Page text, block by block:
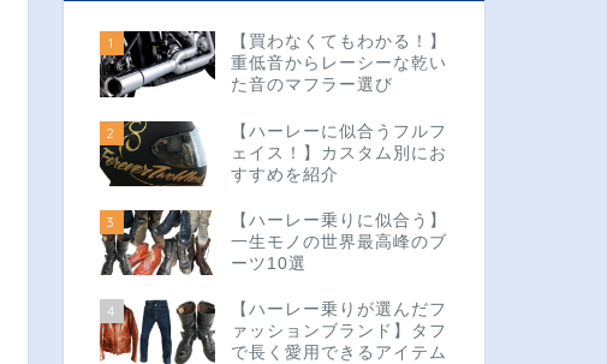
1
【買わなくてもわかる！】
重低音からレーシーな乾い
た音のマフラー選び
2
【ハーレーに似合うフルフ
ェイス！】カスタム別にお
すすめを紹介
3
【ハーレー乗りに似合う】
一生モノの世界最高峰のブ
ーツ10選
4
【ハーレー乗りが選んだフ
ァッションブランド】タフ
で長く愛用できるアイテム